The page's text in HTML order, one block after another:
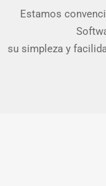
Estamos
su simpleza y